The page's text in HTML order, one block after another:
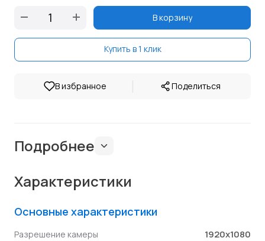
В корзину
Купить в 1 клик
В избранное | Поделиться
Подробнее
Характеристики
Основные характеристики
Разрешение камеры 1920x1080